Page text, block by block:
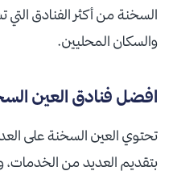
السخنة من أكثر الفنادق التي
والسكان المحليين.
افضل فنادق العين السخنة 4
تحتوي العين السخنة على
بتقديم العديد من الخدمات،